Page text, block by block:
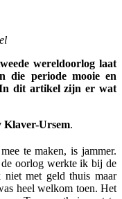
wereldoorlog laat
die periode mooie en
In dit artikel zijn er wat
Klaver-Ursem.
te maken, is jammer.
oorlog werkte ik bij de
met geld thuis maar
heel welkom toen. Het